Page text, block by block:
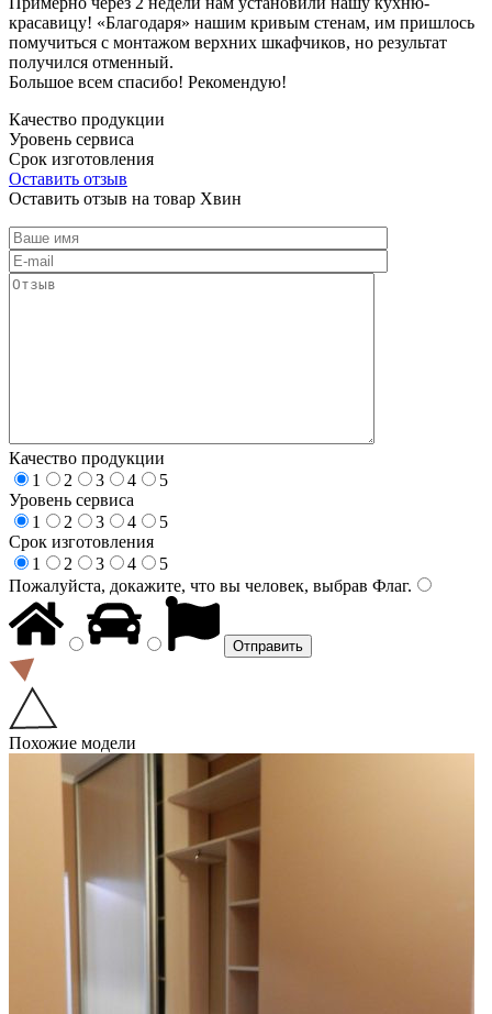
красавицу! «Благодаря» нашим кривым стенам, им пришлось
помучиться с монтажом верхних шкафчиков, но результат
получился отменный.
Большое всем спасибо! Рекомендую!
Качество продукции
Уровень сервиса
Срок изготовления
Оставить отзыв
Оставить отзыв на товар Хвин
Качество продукции
1
2 3 4
5
Уровень сервиса
1
2 3 4
5
Срок изготовления
1
2 3 4
5
Пожалуйста, докажите, что вы человек, выбрав Флаг.
Похожие модели